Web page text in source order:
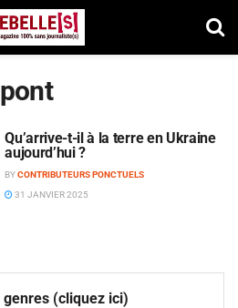
Qu’arrive-t-il à la terre en Ukraine
aujourd’hui ?
BYCONTRIBUTEURS PONCTUELS
31 JANVIER 2025
(cliquez ici)